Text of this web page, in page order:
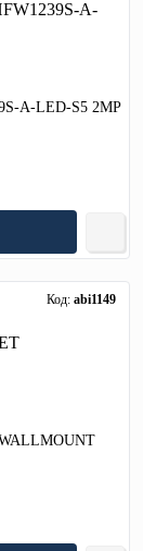
A-LED-S5 2MP
Код: abi1149